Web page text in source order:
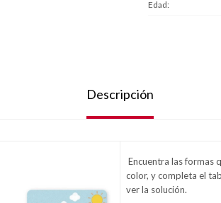
Edad
Descripción
Encuentra las formas
color, y completa el
ver la solución.